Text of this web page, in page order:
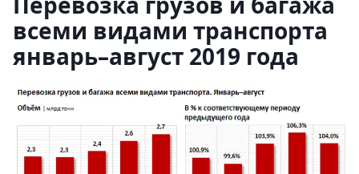
всеми видами транспорта
январь–август 2019 года